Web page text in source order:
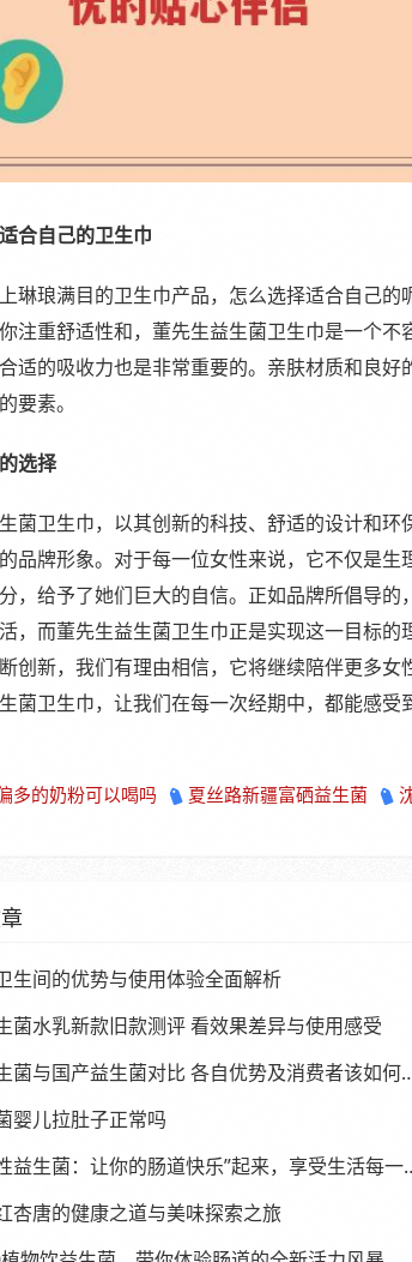
合自己的卫生巾
琳琅满目的卫生巾产品，怎么选择适合自己的
注重舒适性和，董先生益生菌卫生巾是一个不
适的吸收力也是非常重要的。亲肤材质和良好
要素。
选择
菌卫生巾，以其创新的科技、舒适的设计和环
品牌形象。对于每一位女性来说，它不仅是生
，给予了她们巨大的自信。正如品牌所倡导的
，而董先生益生菌卫生巾正是实现这一目标的
创新，我们有理由相信，它将继续陪伴更多女
菌卫生巾，让我们在每一次经期中，都能感受
多的奶粉可以喝吗 夏丝路新疆富硒益生菌
生间的优势与使用体验全面解析
菌水乳新款旧款测评 看效果差异与使用感受
菌与国产益生菌对比 各自优势及消费者该如何选择
婴儿拉肚子正常吗
益生菌：让你的肠道快乐”起来，享受生活每一天
杏唐的健康之道与美味探索之旅